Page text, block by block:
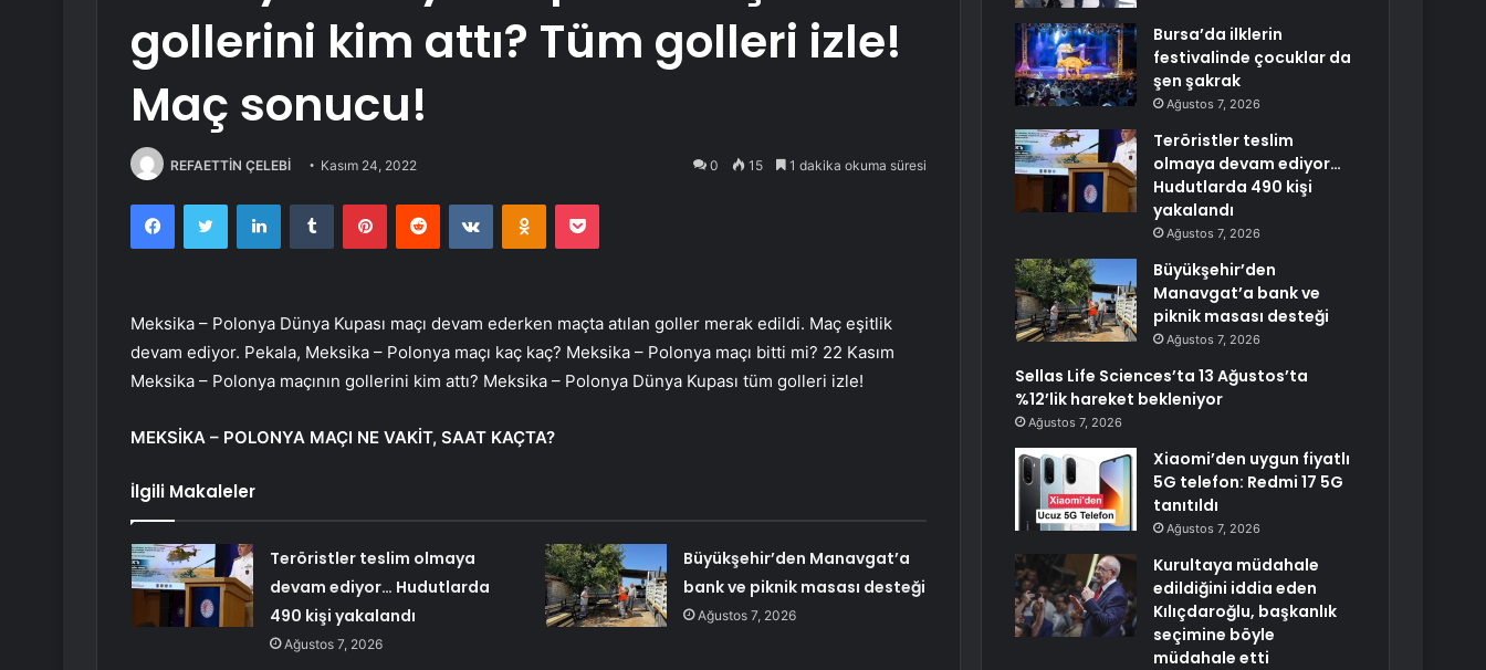
gollerini kim attı? Tüm golleri izle!
Maç sonucu!
REFAETTİN ÇELEBİ Kasım 24, 2022 0 15 1 dakika okuma süresi
FacebookTwitter LinkedInTumblr PinterestReddit VKontakteOdnoklassniki
Pocket
Meksika – Polonya Dünya Kupası maçı devam ederken maçta atılan goller merak edildi. Maç eşitlik
devam ediyor. Pekala, Meksika – Polonya maçı kaç kaç? Meksika – Polonya maçı bitti mi? 22 Kasım
Meksika – Polonya maçının gollerini kim attı? Meksika – Polonya Dünya Kupası tüm golleri izle!
MEKSİKA – POLONYA MAÇI NE VAKİT, SAAT KAÇTA?
İlgili Makaleler
Teröristler teslim olmaya
devam ediyor… Hudutlarda
490 kişi yakalandı
Ağustos 7, 2026
Büyükşehir’den Manavgat’a
bank ve piknik masası desteği
Ağustos 7, 2026
Bursa’da ilklerin
festivalinde çocuklar da
şen şakrak
Ağustos 7, 2026
Teröristler teslim
olmaya devam ediyor…
Hudutlarda 490 kişi
yakalandı
Ağustos 7, 2026
Büyükşehir’den
Manavgat’a bank ve
piknik masası desteği
Ağustos 7, 2026
Sellas Life Sciences’ta 13 Ağustos’ta
%12’lik hareket bekleniyor
Ağustos 7, 2026
Xiaomi’den uygun fiyatlı
5G telefon: Redmi 17 5G
tanıtıldı
Ağustos 7, 2026
Kurultaya müdahale
edildiğini iddia eden
Kılıçdaroğlu, başkanlık
seçimine böyle
müdahale etti